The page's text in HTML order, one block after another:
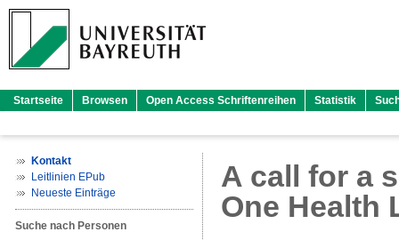
Startseite Browsen Open Access Schriftenreihen Statistik
Kontakt
Leitlinien EPub
Neueste Einträge
Suche nach Personen
A call for a
One Health